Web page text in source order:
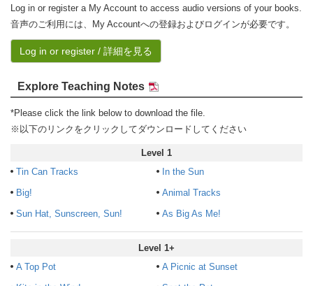
Log in or register a My Account to access audio versions of your books.
音声のご利用には、My Accountへの登録およびログインが必要です。
Log in or register / 詳細を見る
Explore Teaching Notes
*Please click the link below to download the file.
※以下のリンクをクリックしてダウンロードしてください
Level 1
Tin Can Tracks
In the Sun
Big!
Animal Tracks
Sun Hat, Sunscreen, Sun!
As Big As Me!
Level 1+
A Top Pot
A Picnic at Sunset